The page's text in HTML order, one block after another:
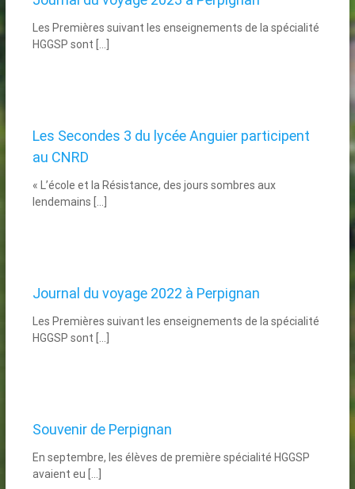
Les Premières suivant les enseignements de la spécialité
HGGSP sont […]
Les Secondes 3 du lycée Anguier participent
au CNRD
« L’école et la Résistance, des jours sombres aux
lendemains […]
Journal du voyage 2022 à Perpignan
Les Premières suivant les enseignements de la spécialité
HGGSP sont […]
Souvenir de Perpignan
En septembre, les élèves de première spécialité HGGSP
avaient eu […]